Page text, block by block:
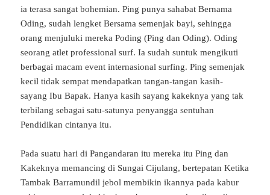
ia terasa sangat bohemian. Ping punya sahabat Bernama
Oding, sudah lengket Bersama semenjak bayi, sehingga
orang menjuluki mereka Poding (Ping dan Oding). Oding
seorang atlet professional surf. Ia sudah suntuk mengikuti
berbagai macam event internasional surfing. Ping semenjak
kecil tidak sempat mendapatkan tangan-tangan kasih-
sayang Ibu Bapak. Hanya kasih sayang kakeknya yang tak
terbilang sebagai satu-satunya penyangga sentuhan
Pendidikan cintanya itu.
Pada suatu hari di Pangandaran itu mereka itu Ping dan
Kakeknya memancing di Sungai Cijulang, bertepatan Ketika
Tambak Barramundil jebol membikin ikannya pada kabur